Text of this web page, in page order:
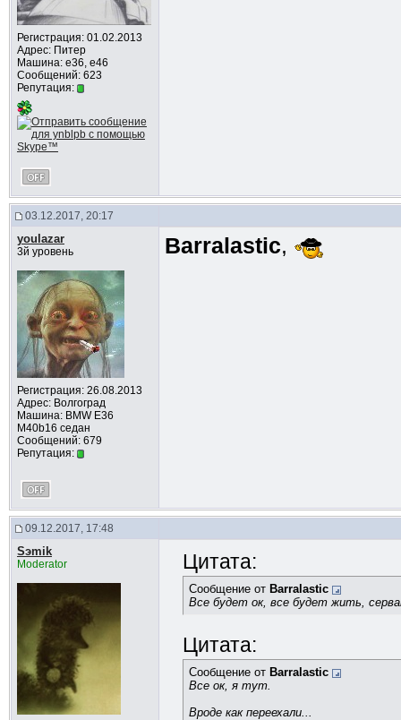
Регистрация: 01.02.2013
Адрес: Питер
Машина: e36, e46
Сообщений: 623
Репутация:
03.12.2017, 20:17
youlazar
3й уровень
Регистрация: 26.08.2013
Адрес: Волгоград
Машина: BMW Е36
M40b16 седан
Сообщений: 679
Репутация:
Barralastic,
09.12.2017, 17:48
Sэmik
Moderator Цитата:
Сообщение от Barralastic
Все будет ок, все будет жить,
Цитата:
Сообщение от Barralastic
Все ок, я тут.
Вроде как переехали...